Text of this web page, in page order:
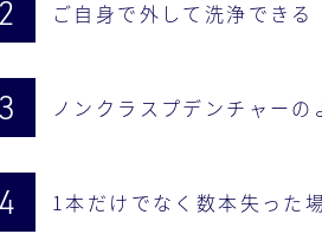
ご自身で外して洗浄できる
ノンクラスプデンチャー
1本だけでなく数本失った